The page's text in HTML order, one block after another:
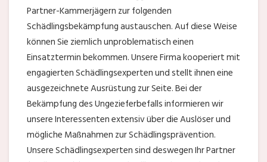
Partner-Kammerjägern zur folgenden
Schädlingsbekämpfung austauschen. Auf diese Weise
können Sie ziemlich unproblematisch einen
Einsatztermin bekommen. Unsere Firma kooperiert mit
engagierten Schädlingsexperten und stellt ihnen eine
ausgezeichnete Ausrüstung zur Seite. Bei der
Bekämpfung des Ungezieferbefalls informieren wir
unsere Interessenten extensiv über die Auslöser und
mögliche Maßnahmen zur Schädlingsprävention.
Unsere Schädlingsexperten sind deswegen Ihr Partner